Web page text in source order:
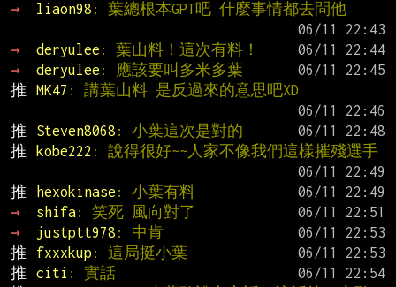
→
liaon98 : 葉總根本GPT吧 什麼事情都去問他
→
deryulee : 葉山料！這次有料！
→
deryulee : 應該要叫多米多葉
推
MK47 : 講葉山料 是反過來的意思吧XD
推
Steven8068 : 小葉這次是對的
推
kobe222 : 說得很好~~人家不像我們這樣摧殘選手
推
hexokinase : 小葉有料
→
shifa: 笑死 風向對了
→
justptt978 : 中肯
推
fxxxkup : 這局挺小葉
推
citi : 實話